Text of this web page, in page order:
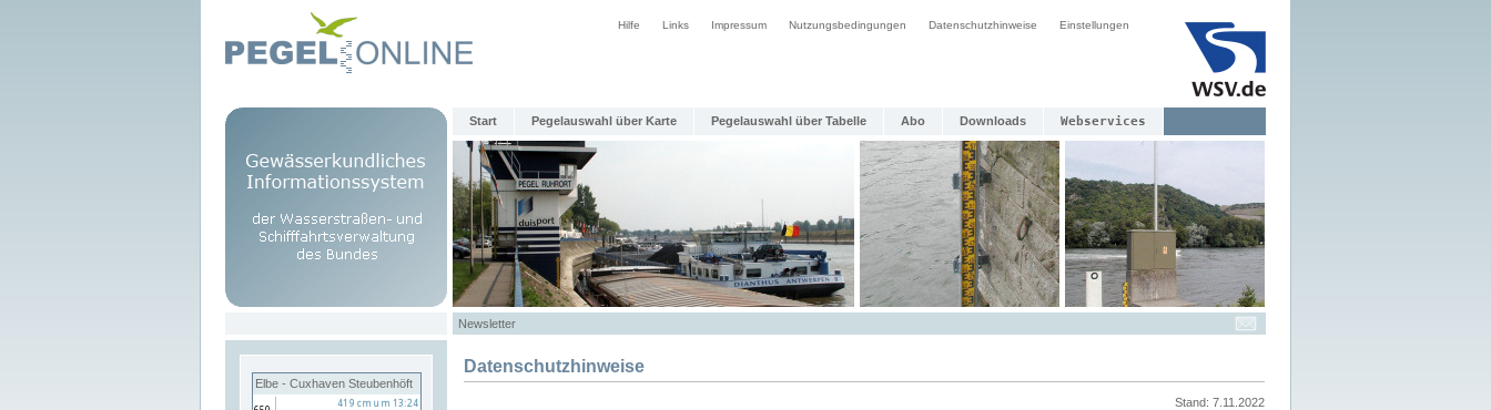
Hilfe Links Impressum Nutzungsbedingungen Datenschutzhinweise Einstellungen
Start Pegelauswahl über Karte Pegelauswahl über Tabelle Abo Downloads Webservices
Newsletter
Elbe - Cuxhaven Steubenhöft
Datenschutzhinweise
Stand: 7.11.2022